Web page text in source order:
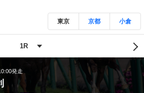
東京 京都 小倉
発走